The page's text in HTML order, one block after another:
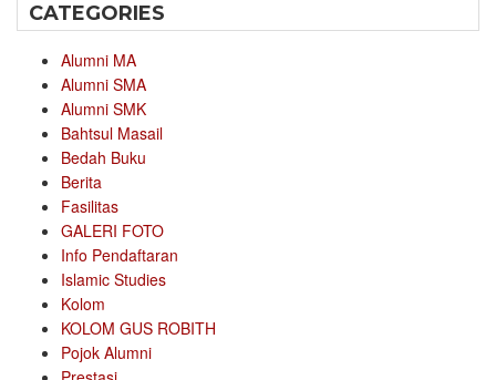
CATEGORIES
Alumni MA
Alumni SMA
Alumni SMK
Bahtsul Masail
Bedah Buku
Berita
Fasilitas
GALERI FOTO
Info Pendaftaran
Islamic Studies
Kolom
KOLOM GUS ROBITH
Pojok Alumni